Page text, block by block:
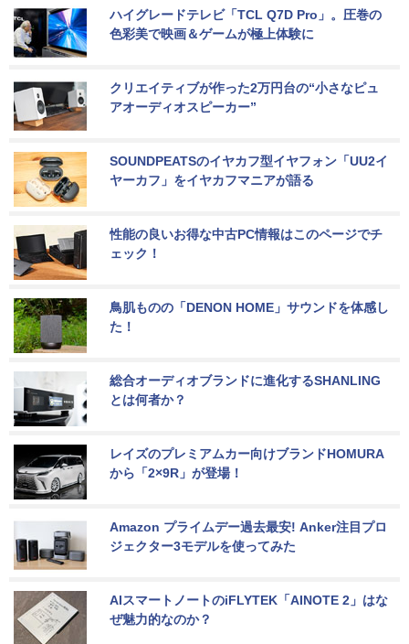
ハイグレードテレビ「TCL Q7D Pro」。圧巻の
色彩美で映画＆ゲームが極上体験に
クリエイティブが作った2万円台の“小さなピュ
アオーディオスピーカー”
SOUNDPEATSのイヤカフ型イヤフォン「UU2イ
ヤーカフ」をイヤカフマニアが語る
性能の良いお得な中古PC情報はこのページでチ
ェック！
鳥肌ものの「DENON HOME」サウンドを体感し
た！
総合オーディオブランドに進化するSHANLING
とは何者か？
レイズのプレミアムカー向けブランドHOMURA
から「2×9R」が登場！
Amazon プライムデー過去最安! Anker注目プロ
ジェクター3モデルを使ってみた
AIスマートノートのiFLYTEK「AINOTE 2」はな
ぜ魅力的なのか？